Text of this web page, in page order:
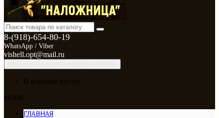
8-(918)-654-80-19
WhatsApp / Viber
vishell.opt@mail.ru
ГЛАВНАЯ